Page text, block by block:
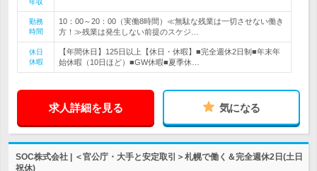
年収
勤務
時間
10：00～20：00（実働8時間）≪無駄な残業は一切させない働き
方！≫残業は発生しない前提のスケジ…
休日
休暇
【年間休日】125日以上【休日・休暇】■完全週休2日制■年末年
始休暇（10日ほど）■GW休暇■夏季休…
求人詳細を見る 気になる
SOC株式会社 | ＜官公庁・大手と安定取引＞札幌で働く＆完全週休2日(土日
祝休)